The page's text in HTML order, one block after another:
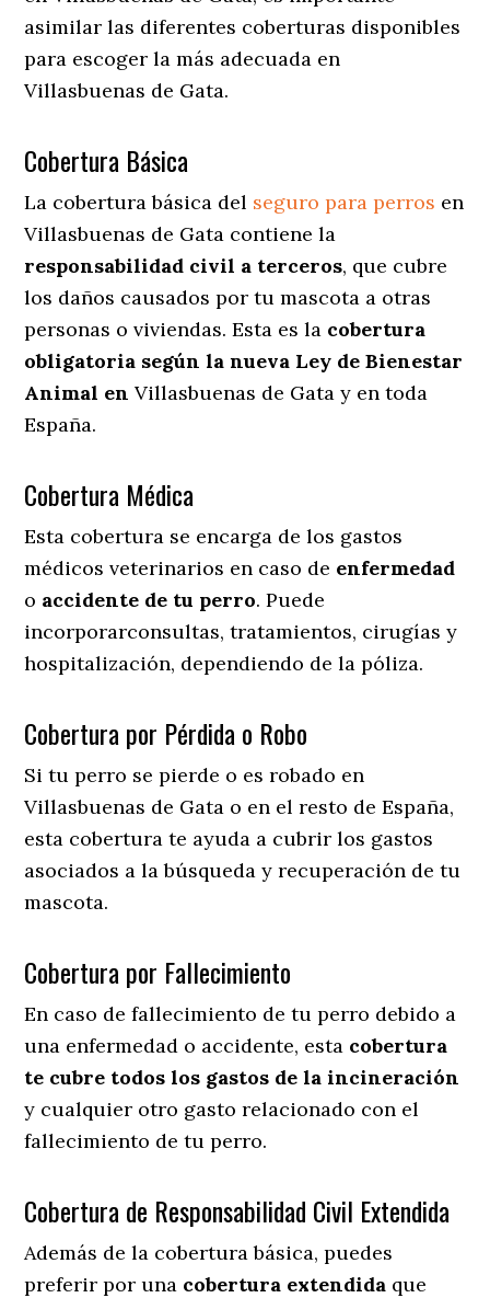
asimilar las diferentes coberturas disponibles
para escoger la más adecuada en
Villasbuenas de Gata.
Cobertura Básica
La cobertura básica del seguro para perros en
Villasbuenas de Gata contiene la
responsabilidad civil a terceros, que cubre
los daños causados por tu mascota a otras
personas o viviendas. Esta es la cobertura
obligatoria según la nueva Ley de Bienestar
Animal enVillasbuenas de Gata y en toda
España.
Cobertura Médica
Esta cobertura se encarga de los gastos
médicos veterinarios en caso de enfermedad
o accidente de tu perro. Puede
incorporarconsultas, tratamientos, cirugías y
hospitalización, dependiendo de la póliza.
Cobertura por Pérdida o Robo
Si tu perro se pierde o es robado en
Villasbuenas de Gata o en el resto de España,
esta cobertura te ayuda a cubrir los gastos
asociados a la búsqueda y recuperación de tu
mascota.
Cobertura por Fallecimiento
En caso de fallecimiento de tu perro debido a
una enfermedad o accidente, esta cobertura
te cubre todos los gastos de la incineración
y cualquier otro gasto relacionado con el
fallecimiento de tu perro.
Cobertura de Responsabilidad Civil Extendida
Además de la cobertura básica, puedes
preferir por una cobertura extendida que